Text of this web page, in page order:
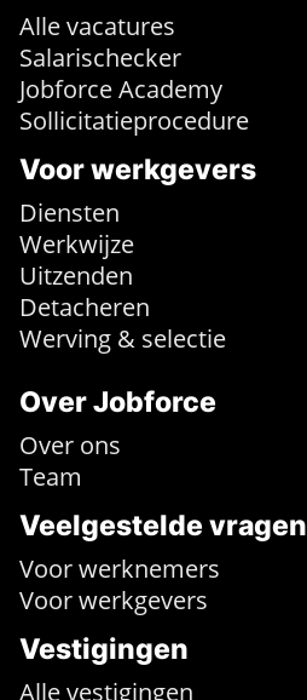
Alle vacatures
Salarischecker
Jobforce Academy
Sollicitatieprocedure
Voor werkgevers
Diensten
Werkwijze
Uitzenden
Detacheren
Werving & selectie
Over Jobforce
Over ons
Team
Veelgestelde vragen
Voor werknemers
Voor werkgevers
Vestigingen
Alle vestigingen